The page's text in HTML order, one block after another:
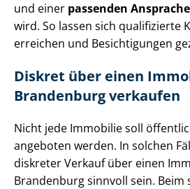
und einer passenden Ansprache
wird. So lassen sich qualifizierte
erreichen und Besichtigungen
Diskret über einen
Brandenburg verkaufen
Nicht jede Immobilie soll
angeboten werden. In solchen
diskreter Verkauf über einen
Brandenburg sinnvoll sein. Beim